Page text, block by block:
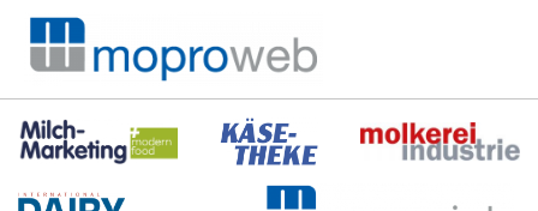
Zum
Inhalt
springen